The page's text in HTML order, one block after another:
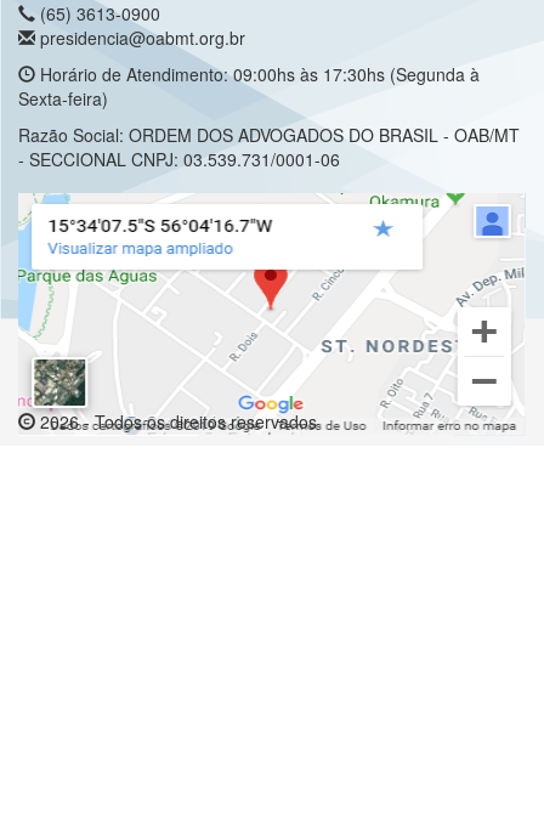
(65) 3613-0900
presidencia@oabmt.org.br
Horário de Atendimento: 09:00hs às 17:30hs (Segunda à
Sexta-feira)
Razão Social: ORDEM DOS ADVOGADOS DO BRASIL - OAB/MT
- SECCIONAL CNPJ: 03.539.731/0001-06
2026 - Todos os direitos reservados